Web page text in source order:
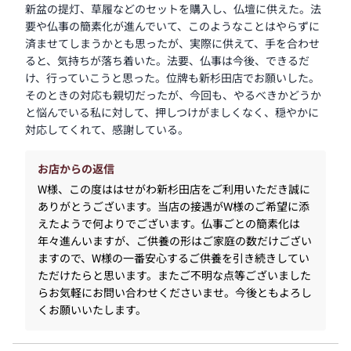
新盆の提灯、草履などのセットを購入し、仏壇に供えた。法
要や仏事の簡素化が進んでいて、このようなことはやらずに
済ませてしまうかとも思ったが、実際に供えて、手を合わせ
ると、気持ちが落ち着いた。法要、仏事は今後、できるだ
け、行っていこうと思った。位牌も新杉田店でお願いした。
そのときの対応も親切だったが、今回も、やるべきかどうか
と悩んでいる私に対して、押しつけがましくなく、穏やかに
対応してくれて、感謝している。
お店からの返信
W様、この度ははせがわ新杉田店をご利用いただき誠に
ありがとうございます。当店の接遇がW様のご希望に添
えたようで何よりでございます。仏事ごとの簡素化は
年々進んいますが、ご供養の形はご家庭の数だけござい
ますので、W様の一番安心するご供養を引き続きしてい
ただけたらと思います。またご不明な点等ございました
らお気軽にお問い合わせくださいませ。今後ともよろし
くお願いいたします。